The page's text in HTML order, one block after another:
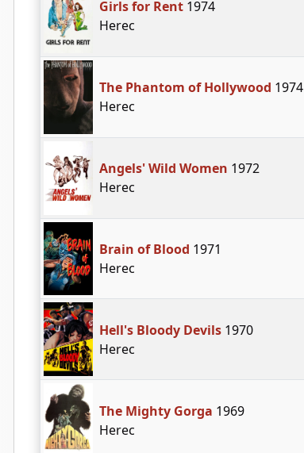
Girls for Rent1974
Herec
The Phantom of Hollywood 1974
Herec
Angels' Wild Women 1972
Herec
Brain of Blood 1971
Herec
Hell's Bloody Devils1970
Herec
The Mighty Gorga 1969
Herec